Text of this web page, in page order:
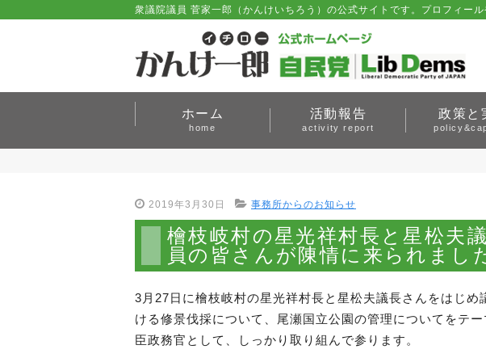
衆議院議員 菅家一郎（かんけいちろう）の公式サイトです。プロフィー
ホーム
home
活動報告
activity report
政策と
2019年3月30日 事務所からのお知らせ
檜枝岐村の星光祥村長と星松夫
員の皆さんが陳情に来られまし
3月27日に檜枝岐村の星光祥村長と星松夫議長さんをはじめ
ける修景伐採について、尾瀬国立公園の管理についてをテ
臣政務官として、しっかり取り組んで参ります。